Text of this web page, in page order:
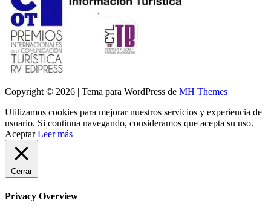
Copyright © 2026 | Tema para WordPress de MH Themes
Utilizamos cookies para mejorar nuestros servicios y experiencia de
usuario. Si continua navegando, consideramos que acepta su uso.
Aceptar Leer más
Cerrar
Privacy Overview